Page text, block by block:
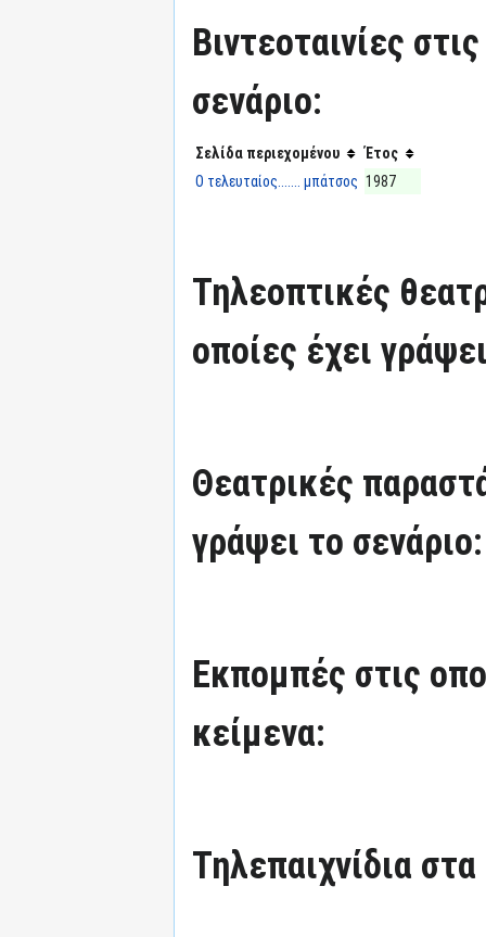
Βιντεοταινίες
σενάριο:
Σελίδα περιεχομένου
Έτος
Ο τελευταίος....... μπάτσος 1987
Τηλεοπτικές
οποίες έχει
Θεατρικές
γράψει το σενάριο:
Εκπομπές στις
κείμενα:
Τηλεπαιχνίδια